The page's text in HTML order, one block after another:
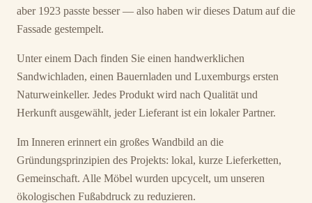
aber 1923 passte besser — also haben wir dieses Datum auf die
Fassade gestempelt.
Unter einem Dach finden Sie einen handwerklichen
Sandwichladen, einen Bauernladen und Luxemburgs ersten
Naturweinkeller. Jedes Produkt wird nach Qualität und
Herkunft ausgewählt, jeder Lieferant ist ein lokaler Partner.
Im Inneren erinnert ein großes Wandbild an die
Gründungsprinzipien des Projekts: lokal, kurze Lieferketten,
Gemeinschaft. Alle Möbel wurden upcycelt, um unseren
ökologischen Fußabdruck zu reduzieren.